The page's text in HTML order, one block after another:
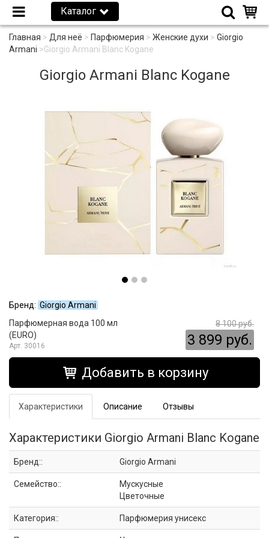
Каталог
Главная > Для неё > Парфюмерия > Женские духи > Giorgio
Armani >Giorgio Armani Blanc Kogane
Giorgio Armani Blanc Kogane
Бренд: Giorgio Armani
Парфюмерная вода 100 мл
(EURO)
30016
8 100 руб.
3 899 руб.
Добавить в корзину
Характеристики Описание Отзывы
Характеристики Giorgio Armani Blanc Kogane
Бренд:: Giorgio Armani
Семейство::
Мускусные
Цветочные
Категория:: Парфюмерия унисекс